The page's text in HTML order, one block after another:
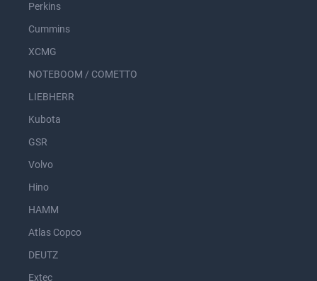
Perkins
Cummins
XCMG
NOTEBOOM / COMETTO
LIEBHERR
Kubota
GSR
Volvo
Hino
HAMM
Atlas Copco
DEUTZ
Extec